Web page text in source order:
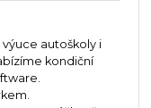
autoškoly i
kondiční